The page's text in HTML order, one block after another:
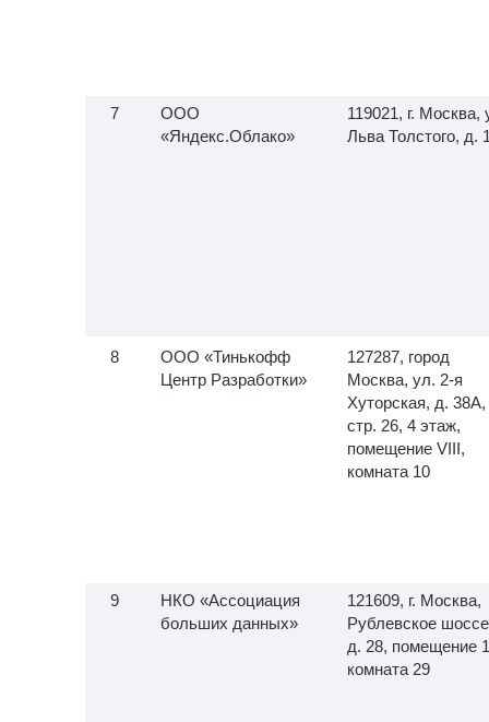
ООО
«Яндекс.Облако»
119021, г. Москва,
Льва Толстого, д.
ООО «Тинькофф
Центр Разработки»
127287, город
Москва, ул. 2-я
Хуторская, д. 38А,
стр. 26, 4 этаж,
помещение VIII,
комната 10
НКО «Ассоциация
больших данных»
121609, г. Москва,
Рублевское
д. 28, помещение
комната 29